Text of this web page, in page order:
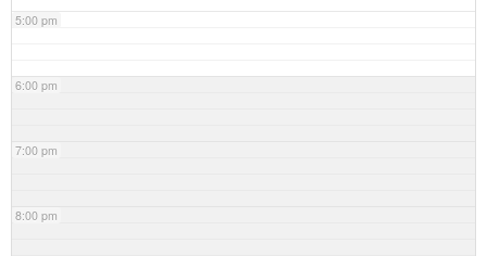
5:00 pm
6:00 pm
7:00 pm
8:00 pm